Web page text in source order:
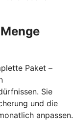
Paket –
Sie
und die
anpassen.